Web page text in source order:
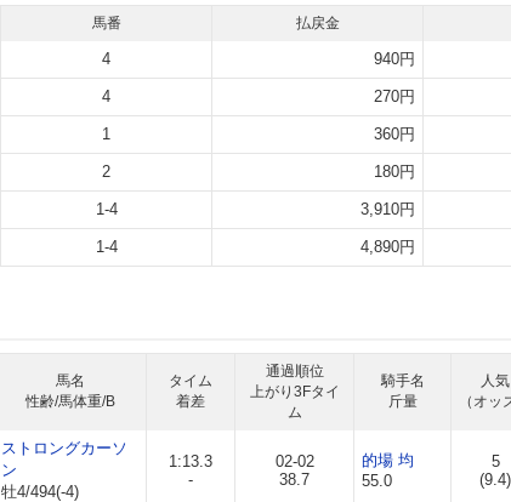
馬番 払戻金
4 940円
4 270円
1 360円
2 180円
1-4 3,910円
1-4 4,890円
馬名
性齢/馬体重/B
タイム
着差
通過順位
上がり3Fタイ
ム
騎手名
斤量
人気
（オッ
ストロングカーソ
ン
牡4/494(-4)
1:13.3
-
02-02
38.7
的場 均
55.0
5
(9.4)